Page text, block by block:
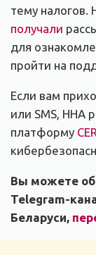
тему налогов.
получали
для
пройти на
Если вам
или SMS, ННА
платформу
Вы можете
Telegram-
Беларуси,